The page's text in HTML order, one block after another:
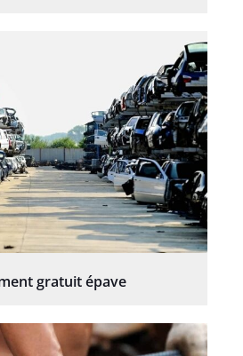
gratuit épave